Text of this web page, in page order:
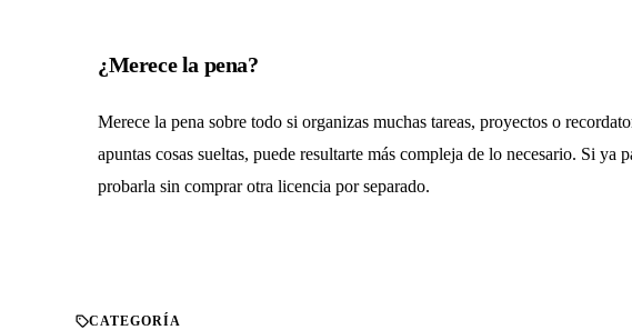
¿Merece la pena?
Merece la pena sobre todo si organizas muchas tareas, proyectos o
apuntas cosas sueltas, puede resultarte más compleja de lo necesario. Si ya
probarla sin comprar otra licencia por separado.
CATEGORÍA